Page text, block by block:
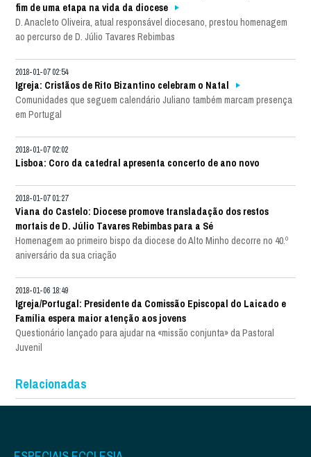
fim de uma etapa na vida da diocese
D. Anacleto Oliveira, atual responsável diocesano, prestou homenagem
ao percurso de D. Júlio Tavares Rebimbas
2018-01-07 02:54
Igreja: Cristãos de Rito Bizantino celebram o Natal
Comunidades que seguem calendário Juliano também marcam presença
em Portugal
2018-01-07 02:02
Lisboa: Coro da catedral apresenta concerto de ano novo
2018-01-07 01:27
Viana do Castelo: Diocese promove transladação dos restos
mortais de D. Júlio Tavares Rebimbas para a Sé
Homenagem ao primeiro bispo da diocese do Alto Minho decorre no 40.º
aniversário da sua criação
2018-01-06 18:49
Igreja/Portugal: Presidente da Comissão Episcopal do Laicado e
Família espera maior atenção aos jovens
Questionário lançado para ajudar na «missão conjunta» da Pastoral
Juvenil
Relacionadas